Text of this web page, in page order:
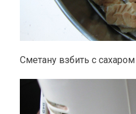
Сметану взбить с